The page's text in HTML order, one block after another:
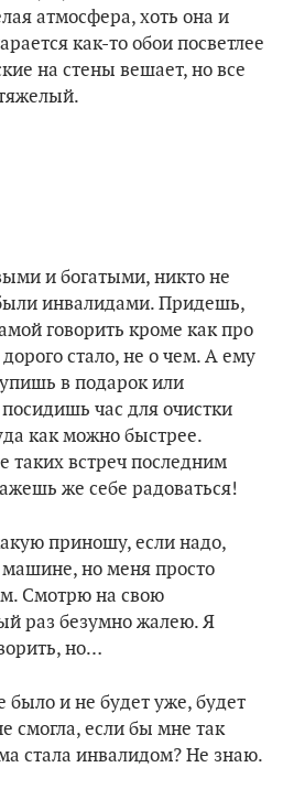
атмосфера, хоть она и
как-то обои посветлее
на стены вешает, но все
и богатыми, никто не
инвалидами. Придешь,
говорить кроме как про
стало, не о чем. А ему
в подарок или
час для очистки
как можно быстрее.
таких встреч последним
же себе радоваться!
приношу, если надо,
машине, но меня просто
Смотрю на свою
раз безумно жалею. Я
но…
было и не будет уже, будет
смогла, если бы мне так
стала инвалидом? Не знаю.